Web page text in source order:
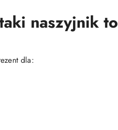
naszyjnik to
dla: